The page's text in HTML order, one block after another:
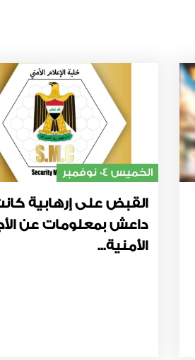
الخميس 04 نوفمبر
القبض على إرهابية
داعش بمعلومات عن
الأمنية...